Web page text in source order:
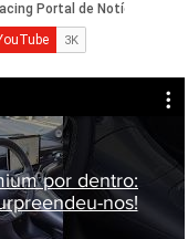
por dentro:
nos!